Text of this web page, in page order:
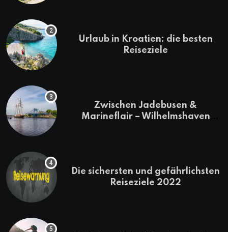
Urlaub in Kroatien: die besten
Reiseziele
Zwischen Jadebusen &
Marineflair – Wilhelmshaven
Die sichersten und gefährlichsten
Reiseziele 2022